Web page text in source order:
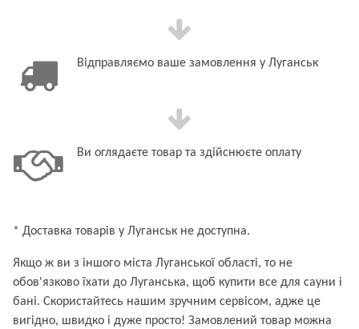
Відправляємо ваше замовлення у Луганськ
Ви оглядаєте товар та здійснюєте оплату
* Доставка товарів у Луганськ не доступна.
Якщо ж ви з іншого міста Луганської області, то не
обов'язково їхати до Луганська, щоб купити все для сауни і
бані. Скористайтесь нашим зручним сервісом, адже це
вигідно, швидко і дуже просто! Замовлений товар можна